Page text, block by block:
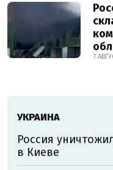
7
УКРАИНА
Россия
в Киеве